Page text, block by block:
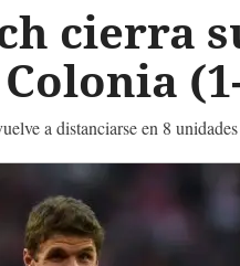
cierra
a distanciarse en 8